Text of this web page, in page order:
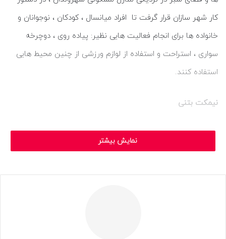
کار شهر سازان قرار گرفت تا افراد میانسال ، کودکان ، نوجوانان و
خانواده ها برای انجام فعالیت هایی نظیر: پیاده روی ، دوچرخه
سواری ، استراحت و استفاده از لوازم ورزشی از چنین محیط هایی
استفاده کنند.
نیمکت بتنی
قطعا تا به امروز بارها و بارها به پارک ها و فضاهای سبز رفته اید و
احتمالا نیمکت های مخصوصی را در حاشیه های مختلف چنین
نمایش بیشتر